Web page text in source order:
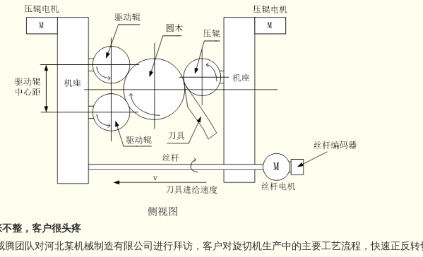
整，客户很头疼
队对河北某机械制造有限公司进行拜访，客户对旋切机生产中的主要工艺流程，快速正反转